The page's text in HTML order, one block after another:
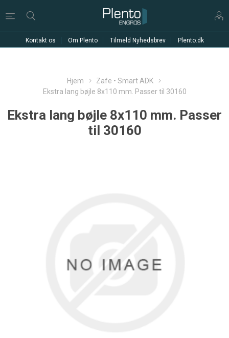
Kontakt os Om Plento Tilmeld Nyhedsbrev Plento.dk
Hjem
Zafe • Smart ADK
Ekstra lang bøjle 8x110 mm. Passer til 30160
Ekstra lang bøjle 8x110 mm. Passer
til 30160